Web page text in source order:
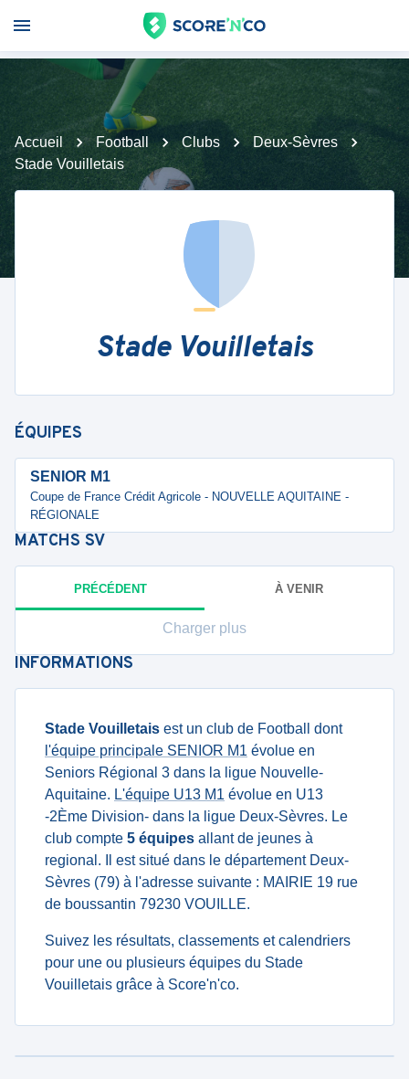
Accueil Football Clubs
Deux-Sèvres
Stade Vouilletais
Stade Vouilletais
ÉQUIPES
SENIOR M1
Coupe de France Crédit Agricole - NOUVELLE AQUITAINE -
RÉGIONALE
MATCHS SV
PRÉCÉDENT À VENIR
Charger plus
INFORMATIONS
Stade Vouilletais est un club de Football dont
l'équipe principale SENIOR M1 évolue en
Seniors Régional 3 dans la ligue Nouvelle-
Aquitaine. L'équipe U13 M1 évolue en U13
-2Ème Division- dans la ligue Deux-Sèvres. Le
club compte 5 équipes allant de jeunes à
regional. Il est situé dans le département Deux-
Sèvres (79) à l'adresse suivante : MAIRIE 19 rue
de boussantin 79230 VOUILLE.
Suivez les résultats, classements et calendriers
pour une ou plusieurs équipes du Stade
Vouilletais grâce à Score'n'co.